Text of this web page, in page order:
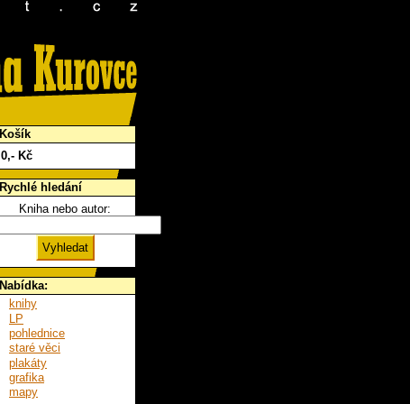
Košík
0,- Kč
Rychlé hledání
Kniha nebo autor:
Nabídka:
knihy
LP
pohlednice
staré věci
plakáty
grafika
mapy